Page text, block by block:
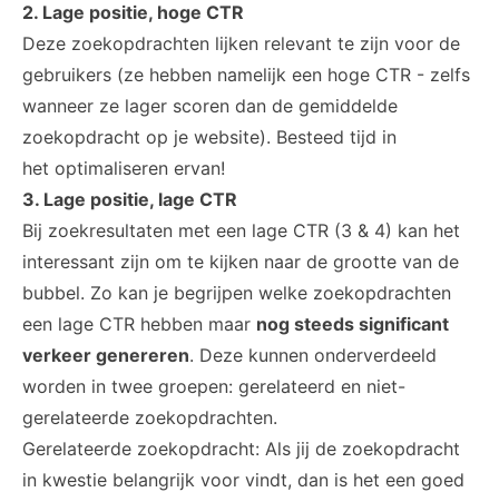
2. Lage positie, hoge CTR
Deze zoekopdrachten lijken relevant te zijn voor de
gebruikers (ze hebben namelijk een hoge CTR - zelfs
wanneer ze lager scoren dan de gemiddelde
zoekopdracht op je website). Besteed tijd in
het optimaliseren ervan!
3. Lage positie, lage CTR
Bij zoekresultaten met een lage CTR (3 & 4) kan het
interessant zijn om te kijken naar de grootte van de
bubbel. Zo kan je begrijpen welke zoekopdrachten
een lage CTR hebben maar nog steeds significant
verkeer genereren. Deze kunnen onderverdeeld
worden in twee groepen: gerelateerd en niet-
gerelateerde zoekopdrachten.
Gerelateerde zoekopdracht: Als jij de zoekopdracht
in kwestie belangrijk voor vindt, dan is het een goed